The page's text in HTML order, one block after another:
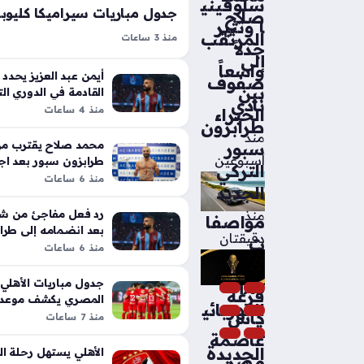
سلوفيني
ا وتثير
جدلاً
واسعاً
بين
الخبراء
منذ
أسبوعين
مواصفا
ت
BMW
iX5
الكهربائي
ة
الجديدة
صلاح
المرتقب
إلى
صفوف
نادي
طرابزون
سبور
التركي
الجديد
منذ
دقيقتان
قرعة
كأس
عاصمة
منذ 3 ساعات
للموسم الجديد تم تحديدها رسميًا
بمقر الاتحاد المصري لكرة القدم،
مشواره بمواجهة القناة خارج أرضه،
أيمن عبد العزيز
القادمة في الدوري
منذ 4 ساعات
محمد صلاح يقترب
طرابزون سبور بعد
الطبية بتركيا
منذ 6 ساعات
رد فعل مفاجئ من
بعد انضمامه إلى
منذ 6 ساعات
جدول مباريات
المصري يكشف موعد
بالدور الأول
منذ 7 ساعات
الأهلي يستهل رحلة